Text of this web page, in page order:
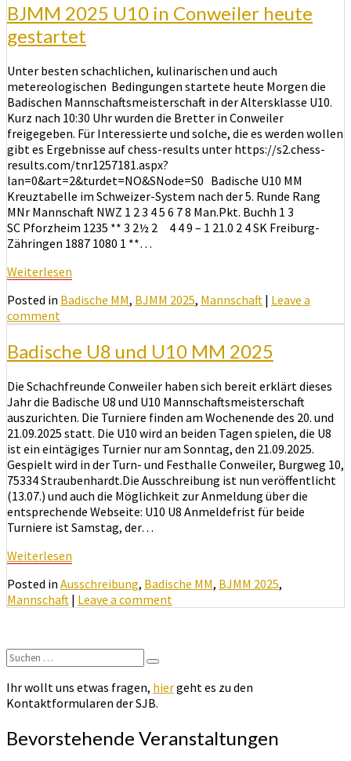
BJMM 2025 U10 in Conweiler heute
gestartet
Unter besten schachlichen, kulinarischen und auch
metereologischen Bedingungen startete heute Morgen die
Badischen Mannschaftsmeisterschaft in der Altersklasse U10.
Kurz nach 10:30 Uhr wurden die Bretter in Conweiler
freigegeben. Für Interessierte und solche, die es werden wollen
gibt es Ergebnisse auf chess-results unter https://s2.chess-
results.com/tnr1257181.aspx?
lan=0&art=2&turdet=NO&SNode=S0 Badische U10 MM
Kreuztabelle im Schweizer-System nach der 5. Runde Rang
MNr Mannschaft NWZ 1 2 3 4 5 6 7 8 Man.Pkt. Buchh 1 3
SC Pforzheim 1235 ** 3 2½ 2 4 4 9 – 1 21.0 2 4 SK Freiburg-
Zähringen 1887 1080 1 **…
Weiterlesen
Posted in Badische MM, BJMM 2025, Mannschaft | Leave a
comment
Badische U8 und U10 MM 2025
Die Schachfreunde Conweiler haben sich bereit erklärt dieses
Jahr die Badische U8 und U10 Mannschaftsmeisterschaft
auszurichten. Die Turniere finden am Wochenende des 20. und
21.09.2025 statt. Die U10 wird an beiden Tagen spielen, die U8
ist ein eintägiges Turnier nur am Sonntag, den 21.09.2025.
Gespielt wird in der Turn- und Festhalle Conweiler, Burgweg 10,
75334 Straubenhardt.Die Ausschreibung ist nun veröffentlicht
(13.07.) und auch die Möglichkeit zur Anmeldung über die
entsprechende Webseite: U10 U8 Anmeldefrist für beide
Turniere ist Samstag, der…
Weiterlesen
Posted in Ausschreibung, Badische MM, BJMM 2025,
Mannschaft | Leave a comment
Suchen
nach:
Suchen
Ihr wollt uns etwas fragen, hiergeht es zu den
Kontaktformularen der SJB.
Bevorstehende Veranstaltungen